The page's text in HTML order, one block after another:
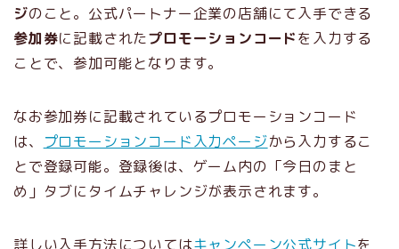
ジのこと。公式パートナー企業の店舗にて入手できる
参加券に記載されたプロモーションコードを入力する
ことで、参加可能となります。
なお参加券に記載されているプロモーションコード
は、 プロモーションコード入力ページから入力するこ
とで登録可能。登録後は、ゲーム内の「今日のまと
め」タブにタイムチャレンジが表示されます。
詳しい入手方法についてはキャンペーン公式サイトを